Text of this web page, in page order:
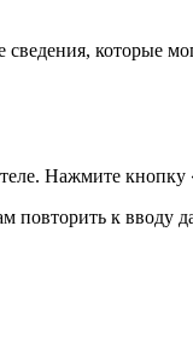
которые
Нажмите кнопку
к вводу